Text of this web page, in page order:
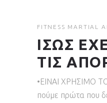
FITNESS MARTIAL
ΙΣΩΣ
ΤΙΣ
•ΕΙΝΑΙ ΧΡΗΣΙΜΟ
πούμε πρώτα που